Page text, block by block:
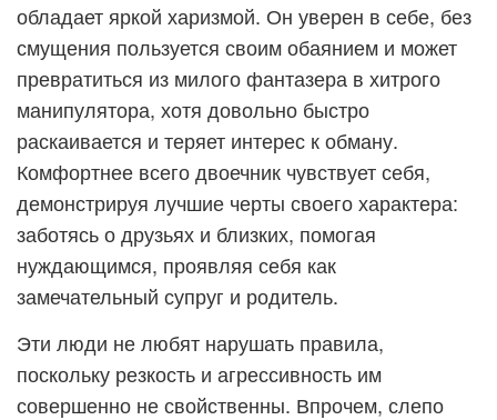
обладает яркой харизмой. Он уверен в себе, без
смущения пользуется своим обаянием и может
превратиться из милого фантазера в хитрого
манипулятора, хотя довольно быстро
раскаивается и теряет интерес к обману.
Комфортнее всего двоечник чувствует себя,
демонстрируя лучшие черты своего характера:
заботясь о друзьях и близких, помогая
нуждающимся, проявляя себя как
замечательный супруг и родитель.
Эти люди не любят нарушать правила,
поскольку резкость и агрессивность им
совершенно не свойственны. Впрочем, слепо